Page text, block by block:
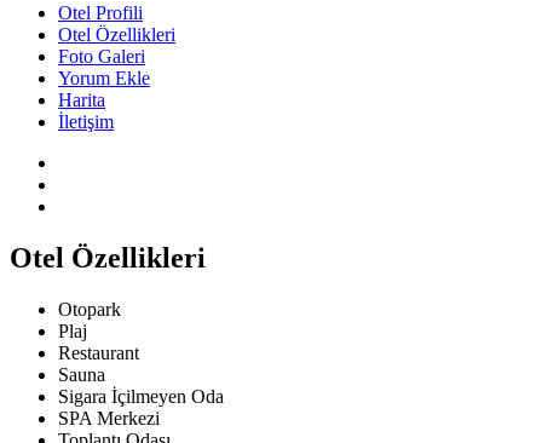
Otel Profili
Otel Özellikleri
Foto Galeri
Yorum Ekle
Harita
İletişim
Otel Özellikleri
Otopark
Plaj
Restaurant
Sauna
Sigara İçilmeyen Oda
SPA Merkezi